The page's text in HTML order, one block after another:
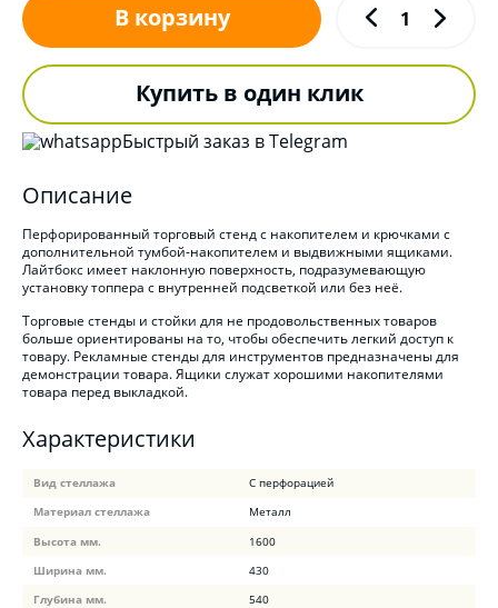
В корзину
Купить в один клик
Быстрый заказ в Telegram
Описание
Перфорированный торговый стенд с накопителем и крючками с
дополнительной тумбой-накопителем и выдвижными ящиками.
Лайтбокс имеет наклонную поверхность, подразумевающую
установку топпера с внутренней подсветкой или без неё.
Торговые стенды и стойки для не продовольственных товаров
больше ориентированы на то, чтобы обеспечить легкий доступ к
товару. Рекламные стенды для инструментов предназначены для
демонстрации товара. Ящики служат хорошими накопителями
товара перед выкладкой.
Характеристики
Вид стеллажа
С перфорацией
Материал стеллажа
Металл
Высота мм.
1600
Ширина мм.
430
Глубина мм.
540